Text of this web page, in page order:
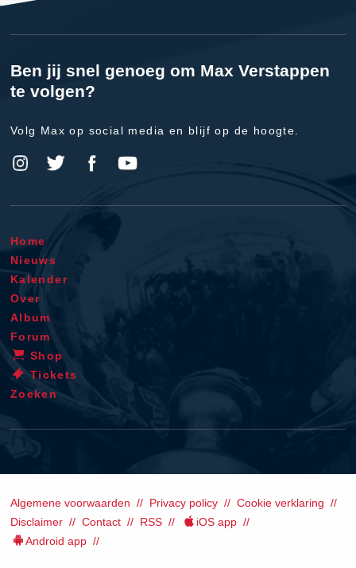
Ben jij snel genoeg om Max Verstappen
te volgen?
Volg Max op social media en blijf op de hoogte.
Home
Nieuws
Kalender
Over
Album
Forum
Shop
Tickets
Zoeken
Algemene voorwaarden Privacy policy
Cookie verklaring
Disclaimer
Contact RSS
iOS app
Android app